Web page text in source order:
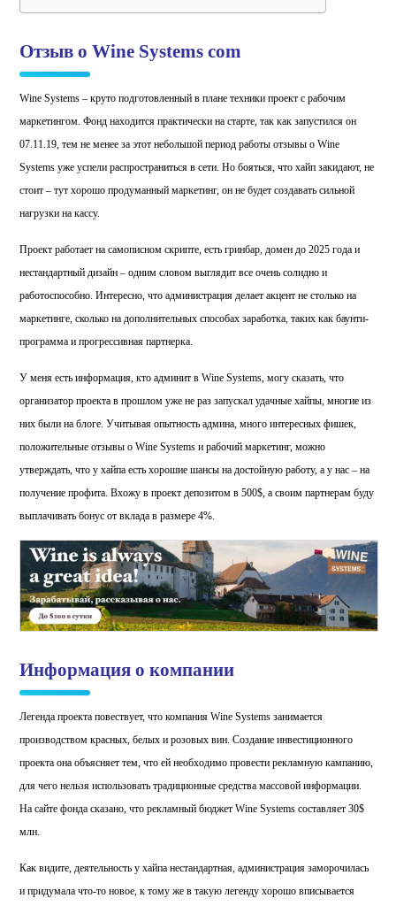
Отзыв о Wine Systems com
Wine Systems – круто подготовленный в плане техники проект с рабочим
маркетингом. Фонд находится практически на старте, так как запустился он
07.11.19, тем не менее за этот небольшой период работы отзывы о Wine
Systems уже успели распространиться в сети. Но бояться, что хайп закидают, не
стоит – тут хорошо продуманный маркетинг, он не будет создавать сильной
нагрузки на кассу.
Проект работает на самописном скрипте, есть гринбар, домен до 2025 года и
нестандартный дизайн – одним словом выглядит все очень солидно и
работоспособно. Интересно, что администрация делает акцент не столько на
маркетинге, сколько на дополнительных способах заработка, таких как баунти-
программа и прогрессивная партнерка.
У меня есть информация, кто админит в Wine Systems, могу сказать, что
организатор проекта в прошлом уже не раз запускал удачные хайпы, многие из
них были на блоге. Учитывая опытность админа, много интересных фишек,
положительные отзывы о Wine Systems и рабочий маркетинг, можно
утверждать, что у хайпа есть хорошие шансы на достойную работу, а у нас – на
получение профита. Вхожу в проект депозитом в 500$, а своим партнерам буду
выплачивать бонус от вклада в размере 4%.
Информация о компании
Легенда проекта повествует, что компания Wine Systems занимается
производством красных, белых и розовых вин. Создание инвестиционного
проекта она объясняет тем, что ей необходимо провести рекламную кампанию,
для чего нельзя использовать традиционные средства массовой информации.
На сайте фонда сказано, что рекламный бюджет Wine Systems составляет 30$
млн.
Как видите, деятельность у хайпа нестандартная, администрация заморочилась
и придумала что-то новое, к тому же в такую легенду хорошо вписывается